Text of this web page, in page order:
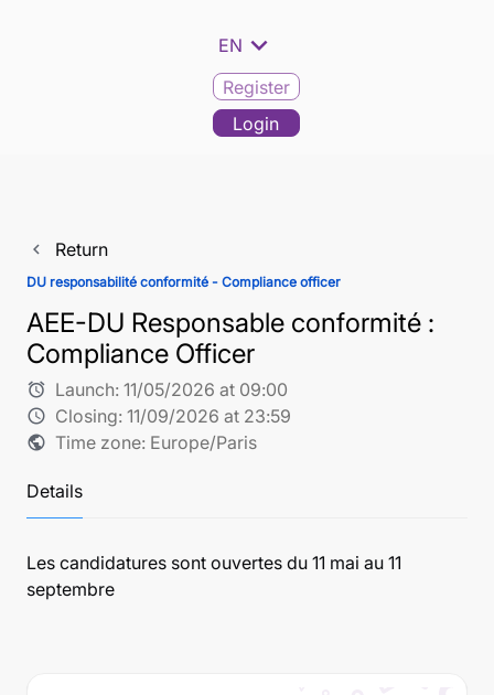
EN expand_more
Register
Login
navigate_before Return
DU responsabilité conformité - Compliance officer
AEE-DU Responsable conformité :
Compliance Officer
alarm Launch: 11/05/2026 at 09:00
schedule Closing: 11/09/2026 at 23:59
public Time zone: Europe/Paris
Details
Les candidatures sont ouvertes du 11 mai au 11
septembre